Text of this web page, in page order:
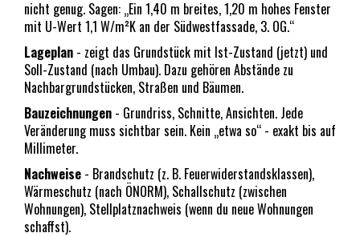
nicht genug. Sagen: „Ein 1,40 m breites, 1,20 m hohes Fenster
mit U-Wert 1,1 W/m²K an der Südwestfassade, 3. OG.“
Lageplan - zeigt das Grundstück mit Ist-Zustand (jetzt) und
Soll-Zustand (nach Umbau). Dazu gehören Abstände zu
Nachbargrundstücken, Straßen und Bäumen.
Bauzeichnungen - Grundriss, Schnitte, Ansichten. Jede
Veränderung muss sichtbar sein. Kein „etwa so“ - exakt bis auf
Millimeter.
Nachweise - Brandschutz (z. B. Feuerwiderstandsklassen),
Wärmeschutz (nach ÖNORM), Schallschutz (zwischen
Wohnungen), Stellplatznachweis (wenn du neue Wohnungen
schaffst).